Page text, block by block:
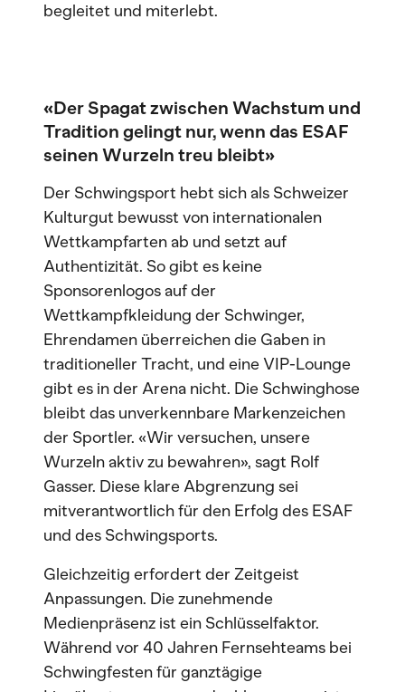
begleitet und miterlebt.
«Der Spagat zwischen Wachstum und
Tradition gelingt nur, wenn das ESAF
seinen Wurzeln treu bleibt»
Der Schwingsport hebt sich als Schweizer
Kulturgut bewusst von internationalen
Wettkampfarten ab und setzt auf
Authentizität. So gibt es keine
Sponsorenlogos auf der
Wettkampfkleidung der Schwinger,
Ehrendamen überreichen die Gaben in
traditioneller Tracht, und eine VIP-Lounge
gibt es in der Arena nicht. Die Schwinghose
bleibt das unverkennbare Markenzeichen
der Sportler. «Wir versuchen, unsere
Wurzeln aktiv zu bewahren», sagt Rolf
Gasser. Diese klare Abgrenzung sei
mitverantwortlich für den Erfolg des ESAF
und des Schwingsports.
Gleichzeitig erfordert der Zeitgeist
Anpassungen. Die zunehmende
Medienpräsenz ist ein Schlüsselfaktor.
Während vor 40 Jahren Fernsehteams bei
Schwingfesten für ganztägige